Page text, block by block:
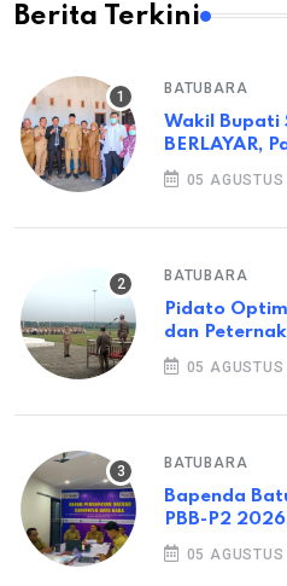
Berita Terkini
BATUBARA
Wakil Bupati
BERLAYAR,
05
BATUBARA
Pidato
dan
05
BATUBARA
Bapenda
PBB-P2
05